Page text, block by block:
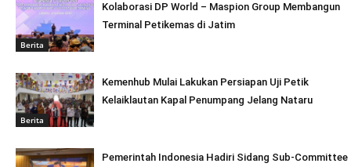
Berita
Kolaborasi DP World – Maspion Group Membangun
Terminal Petikemas di Jatim
Berita
Kemenhub Mulai Lakukan Persiapan Uji Petik
Kelaiklautan Kapal Penumpang Jelang Nataru
Pemerintah Indonesia Hadiri Sidang Sub-Committee